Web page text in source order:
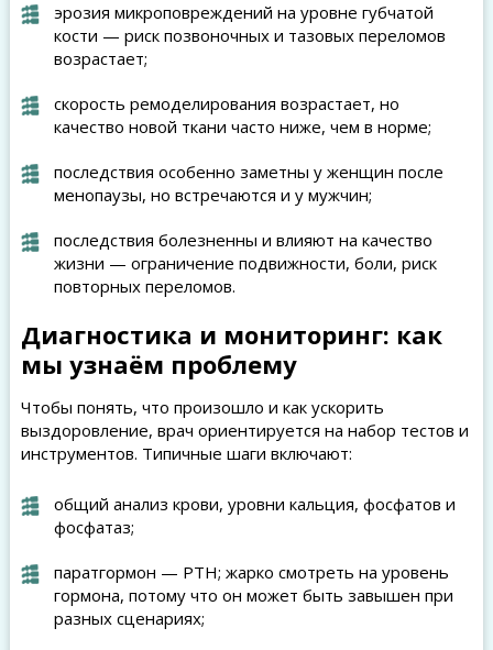
эрозия микроповреждений на уровне губчатой
кости — риск позвоночных и тазовых переломов
возрастает;
скорость ремоделирования возрастает, но
качество новой ткани часто ниже, чем в норме;
последствия особенно заметны у женщин после
менопаузы, но встречаются и у мужчин;
последствия болезненны и влияют на качество
жизни — ограничение подвижности, боли, риск
повторных переломов.
Диагностика и мониторинг: как
мы узнаём проблему
Чтобы понять, что произошло и как ускорить
выздоровление, врач ориентируется на набор тестов и
инструментов. Типичные шаги включают:
общий анализ крови, уровни кальция, фосфатов и
фосфатаз;
паратгормон — PTH; жарко смотреть на уровень
гормона, потому что он может быть завышен при
разных сценариях;